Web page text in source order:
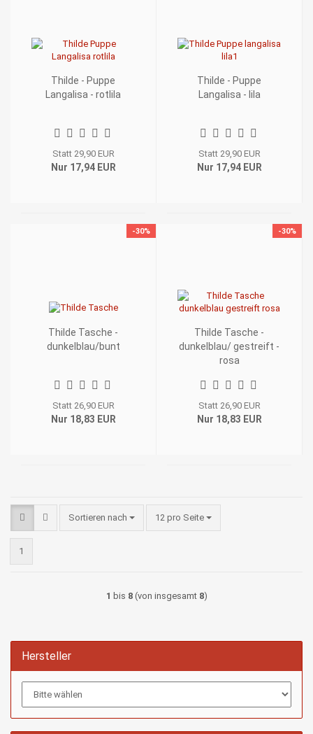
Thilde - Puppe
Langalisa - rotlila
Statt 29,90 EUR
Nur 17,94 EUR
Thilde - Puppe
Langalisa - lila
Statt 29,90 EUR
Nur 17,94 EUR
-30%
Thilde Tasche -
dunkelblau/bunt
Statt 26,90 EUR
Nur 18,83 EUR
-30%
Thilde Tasche -
dunkelblau/ gestreift -
rosa
Statt 26,90 EUR
Nur 18,83 EUR
Sortieren nach
Sortieren nach 12 pro Seite
pro Seite
1
1 bis 8(von insgesamt 8)
Hersteller